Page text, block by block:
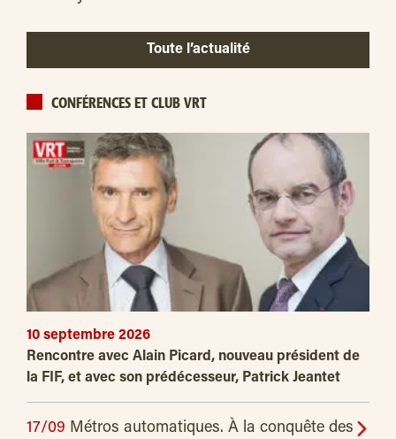
Toute l’actualité
CONFÉRENCES ET CLUB VRT
10 septembre 2026
Rencontre avec Alain Picard, nouveau président de
la FIF, et avec son prédécesseur, Patrick Jeantet
17/09 Métros automatiques. À la conquête des